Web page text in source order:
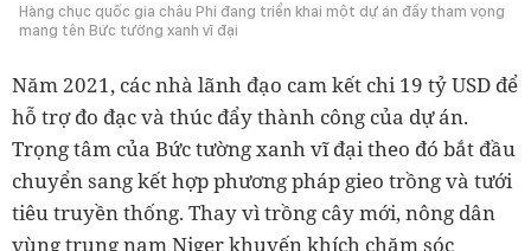
Hàng chục quốc gia châu Phi đang triển khai một dự án đầy tham vọng
mang tên Bức tường xanh vĩ đại
Năm 2021, các nhà lãnh đạo cam kết chi 19 tỷ USD để
hỗ trợ đo đạc và thúc đẩy thành công của dự án.
Trọng tâm của Bức tường xanh vĩ đại theo đó bắt đầu
chuyển sang kết hợp phương pháp gieo trồng và tưới
tiêu truyền thống. Thay vì trồng cây mới, nông dân
vùng trung nam Niger khuyến khích chăm sóc